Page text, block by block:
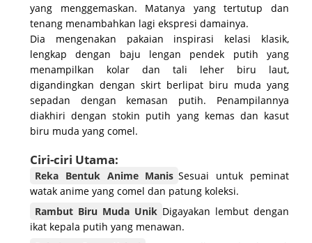
yang menggemaskan. Matanya yang tertutup dan
tenang menambahkan lagi ekspresi damainya.
Dia mengenakan pakaian inspirasi kelasi klasik,
lengkap dengan baju lengan pendek putih yang
menampilkan kolar dan tali leher biru laut,
digandingkan dengan skirt berlipat biru muda yang
sepadan dengan kemasan putih. Penampilannya
diakhiri dengan stokin putih yang kemas dan kasut
biru muda yang comel.
Ciri-ciri Utama:
Reka Bentuk Anime Manis Sesuai untuk peminat
watak anime yang comel dan patung koleksi.
Rambut Biru Muda Unik Digayakan lembut dengan
ikat kepala putih yang menawan.